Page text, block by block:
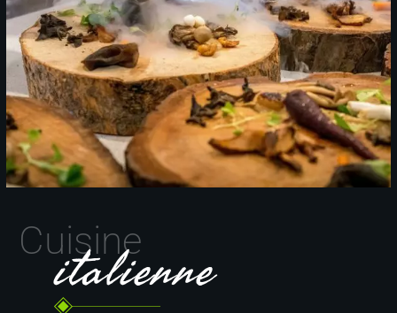
Cuisine
italienne